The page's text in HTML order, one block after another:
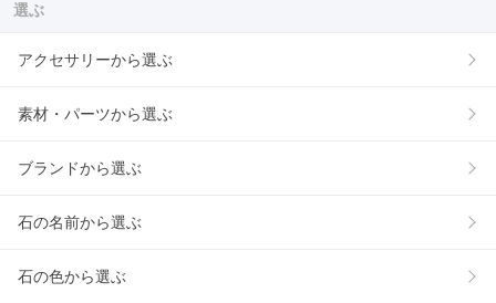
選ぶ
アクセサリーから選ぶ
素材・パーツから選ぶ
ブランドから選ぶ
石の名前から選ぶ
石の色から選ぶ